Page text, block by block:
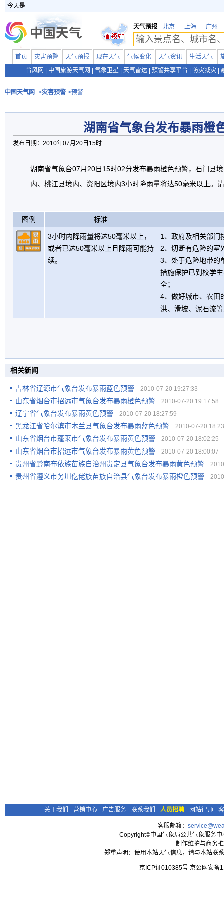
今天是
天气预报 北京 上海 广州
首页 灾害预警 天气预报 现在天气 气候变化 天气资讯 生活天气
台风网
中国旅游天气网 气象卫星 天气雷达 预警共享平台 防灾减灾
中国天气网 >灾害预警 >预警
湖南省气象台发布暴雨橙
发布日期：2010年07月20日15时
湖南省气象台07月20日15时02分发布暴雨橙色预警，石门县
内、桃江县境内、资阳区境内3小时降雨量将达50毫米以上。
图例 标准
3小时内降雨量将达50毫米以上，
或者已达50毫米以上且降雨可能持
续。
1、政府及相关部门
2、切断有危险的室
3、处于危险地带的
措施保护已到校学
全；
4、做好城市、农田
洪、滑坡、泥石流
相关新闻
吉林省辽源市气象台发布暴雨蓝色预警 2010-07-20 19:27:33
山东省烟台市招远市气象台发布暴雨橙色预警 2010-07-20 19:17:58
辽宁省气象台发布暴雨黄色预警 2010-07-20 18:27:59
黑龙江省哈尔滨市木兰县气象台发布暴雨蓝色预警 2010-07-20
山东省烟台市蓬莱市气象台发布暴雨黄色预警 2010-07-20 18:02:25
山东省烟台市招远市气象台发布暴雨黄色预警 2010-07-20 18:00:07
贵州省黔南布依族苗族自治州贵定县气象台发布暴雨黄色预警
贵州省遵义市务川仡佬族苗族自治县气象台发布暴雨橙色预警
关于我们 - 营销中心 - 广告服务 - 联系我们 - 人员招聘 - 网站律师 -
客服邮箱：
Copyright©中国气象局公共气象服务
制作维护与商务
郑重声明：使用本站天气信息，请与本站联
京ICP证010385号 京公网安备